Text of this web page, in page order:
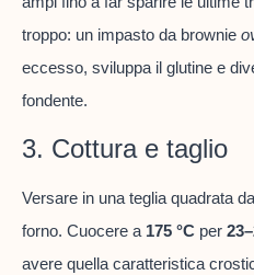
troppo: un impasto da brownie
eccesso, sviluppa il glutine e
fondente.
3. Cottura e taglio
Versare in una teglia quadrata
forno. Cuocere a 175 °C per
avere quella caratteristica